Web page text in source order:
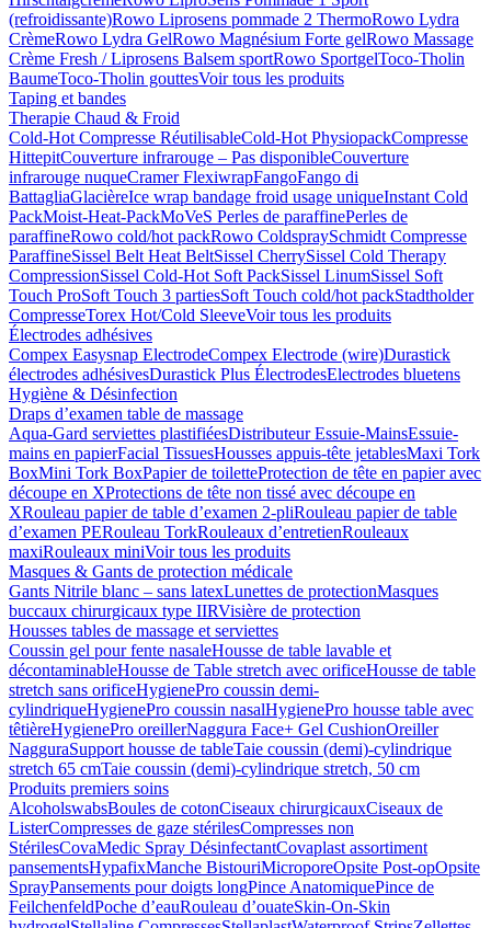
(refroidissante)Rowo Liprosens pommade 2 ThermoRowo Lydra
CrèmeRowo Lydra GelRowo Magnésium Forte gelRowo Massage
Crème Fresh / Liprosens Balsem sportRowo SportgelToco-Tholin
BaumeToco-Tholin gouttesVoir tous les produits
Taping et bandes
Therapie Chaud & Froid
Cold-Hot Compresse RéutilisableCold-Hot PhysiopackCompresse
HittepitCouverture infrarouge – Pas disponibleCouverture
infrarouge nuqueCramer FlexiwrapFangoFango di
BattagliaGlacièreIce wrap bandage froid usage uniqueInstant Cold
PackMoist-Heat-PackMoVeS Perles de paraffinePerles de
paraffineRowo cold/hot packRowo ColdspraySchmidt Compresse
ParaffineSissel Belt Heat BeltSissel CherrySissel Cold Therapy
CompressionSissel Cold-Hot Soft PackSissel LinumSissel Soft
Touch ProSoft Touch 3 partiesSoft Touch cold/hot packStadtholder
CompresseTorex Hot/Cold SleeveVoir tous les produits
Électrodes adhésives
Compex Easysnap ElectrodeCompex Electrode (wire)Durastick
électrodes adhésivesDurastick Plus ÉlectrodesElectrodes bluetens
Hygiène & Désinfection
Draps d’examen table de massage
Aqua-Gard serviettes plastifiéesDistributeur Essuie-MainsEssuie-
mains en papierFacial TissuesHousses appuis-tête jetablesMaxi Tork
BoxMini Tork BoxPapier de toiletteProtection de tête en papier avec
découpe en XProtections de tête non tissé avec découpe en
XRouleau papier de table d’examen 2-pliRouleau papier de table
d’examen PERouleau TorkRouleaux d’entretienRouleaux
maxiRouleaux miniVoir tous les produits
Masques & Gants de protection médicale
Gants Nitrile blanc – sans latexLunettes de protectionMasques
buccaux chirurgicaux type IIRVisière de protection
Housses tables de massage et serviettes
Coussin gel pour fente nasaleHousse de table lavable et
décontaminableHousse de Table stretch avec orificeHousse de table
stretch sans orificeHygienePro coussin demi-
cylindriqueHygienePro coussin nasalHygienePro housse table avec
têtièreHygienePro oreillerNaggura Face+ Gel CushionOreiller
NagguraSupport housse de tableTaie coussin (demi)-cylindrique
stretch 65 cmTaie coussin (demi)-cylindrique stretch, 50 cm
Produits premiers soins
AlcoholswabsBoules de cotonCiseaux chirurgicauxCiseaux de
ListerCompresses de gaze stérilesCompresses non
StérilesCovaMedic Spray DésinfectantCovaplast assortiment
pansementsHypafixManche BistouriMicroporeOpsite Post-opOpsite
SprayPansements pour doigts longPince AnatomiquePince de
FeilchenfeldPoche d’eauRouleau d’ouateSkin-On-Skin